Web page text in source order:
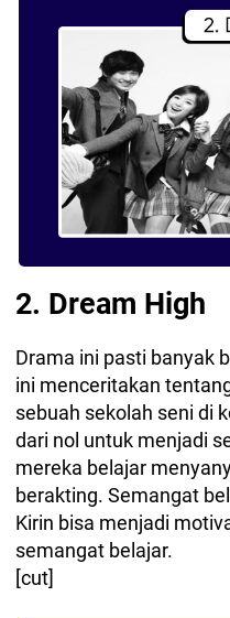
2. Dream High
Drama ini pasti banyak
ini menceritakan
sebuah sekolah seni di
dari nol untuk menjadi
mereka belajar
berakting. Semangat
Kirin bisa menjadi
semangat belajar.
[cut]